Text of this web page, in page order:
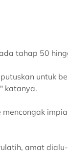
tahap 50
untuk
katanya.
amat